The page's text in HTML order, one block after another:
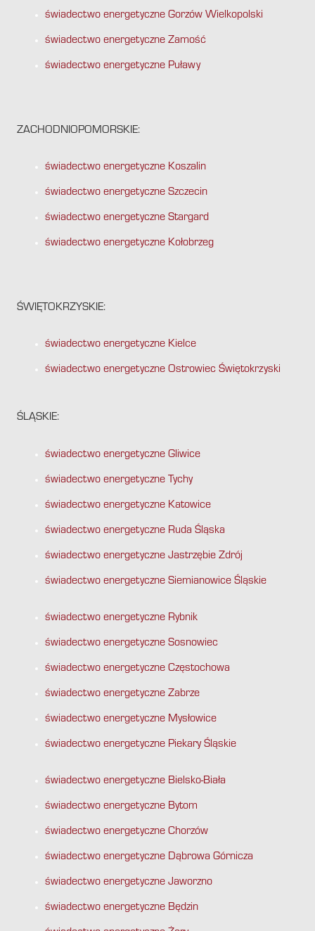
świadectwo energetyczne Gorzów Wielkopolski
świadectwo energetyczne Zamość
świadectwo energetyczne Puławy
ZACHODNIOPOMORSKIE:
świadectwo energetyczne Koszalin
świadectwo energetyczne Szczecin
świadectwo energetyczne Stargard
świadectwo energetyczne Kołobrzeg
ŚWIĘTOKRZYSKIE:
świadectwo energetyczne Kielce
świadectwo energetyczne Ostrowiec Świętokrzyski
ŚLĄSKIE:
świadectwo energetyczne Gliwice
świadectwo energetyczne Tychy
świadectwo energetyczne Katowice
świadectwo energetyczne Ruda Śląska
świadectwo energetyczne Jastrzębie Zdrój
świadectwo energetyczne Siemianowice Śląskie
świadectwo energetyczne Rybnik
świadectwo energetyczne Sosnowiec
świadectwo energetyczne Częstochowa
świadectwo energetyczne Zabrze
świadectwo energetyczne Mysłowice
świadectwo energetyczne Piekary Śląskie
świadectwo energetyczne Bielsko-Biała
świadectwo energetyczne Bytom
świadectwo energetyczne Chorzów
świadectwo energetyczne Dąbrowa Górnicza
świadectwo energetyczne Jaworzno
świadectwo energetyczne Będzin